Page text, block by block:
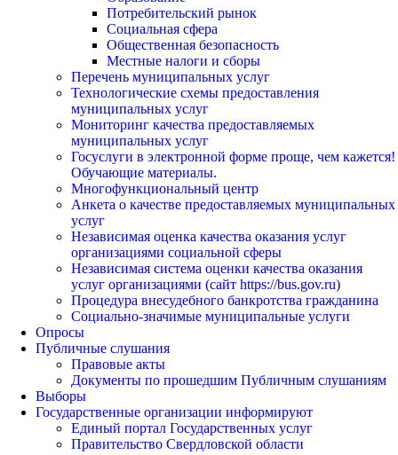
Потребительский рынок
Социальная сфера
Общественная безопасность
Местные налоги и сборы
Перечень муниципальных услуг
Технологические схемы предоставления
муниципальных услуг
Мониторинг качества предоставляемых
муниципальных услуг
Госуслуги в электронной форме проще, чем кажется!
Обучающие материалы.
Многофункциональный центр
Анкета о качестве предоставляемых муниципальных
услуг
Независимая оценка качества оказания услуг
организациями социальной сферы
Независимая система оценки качества оказания
услуг организациями (сайт https://bus.gov.ru)
Процедура внесудебного банкротства гражданина
Социально-значимые муниципальные услуги
Опросы
Публичные слушания
Правовые акты
Документы по прошедшим Публичным слушаниям
Выборы
Государственные организации информируют
Единый портал Государственных услуг
Правительство Свердловской области